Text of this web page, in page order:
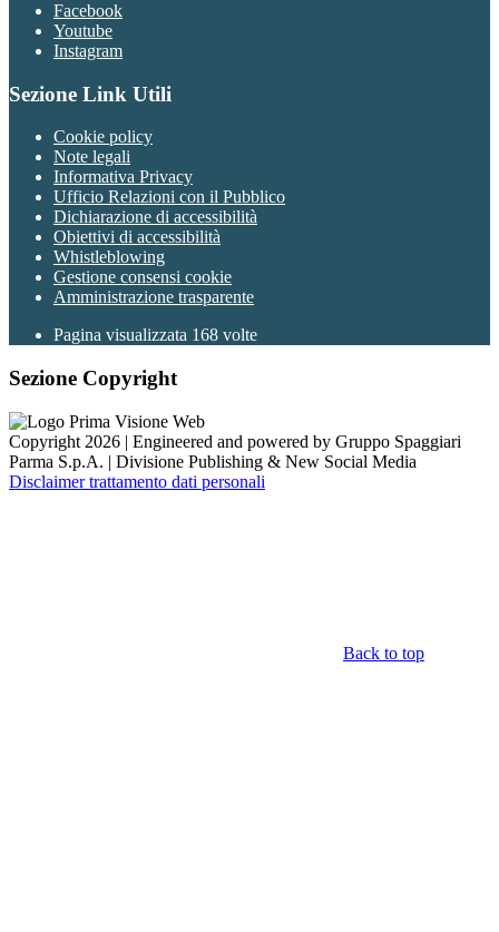
Facebook
Youtube
Instagram
Sezione Link Utili
Cookie policy
Note legali
Informativa Privacy
Ufficio Relazioni con il Pubblico
Dichiarazione di accessibilità
Obiettivi di accessibilità
Whistleblowing
Gestione consensi cookie
Amministrazione trasparente
Pagina visualizzata 168 volte
Sezione Copyright
Copyright 2026 | Engineered and powered by Gruppo Spaggiari
Parma S.p.A. | Divisione Publishing & New Social Media
Disclaimer trattamento dati personali
Back to top